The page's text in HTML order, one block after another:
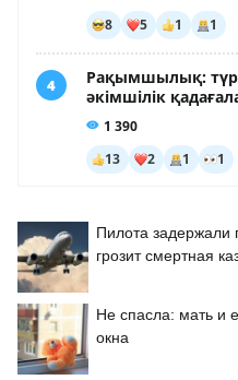
Пилота задержали
грозит смертная
Не спасла: мать и
окна